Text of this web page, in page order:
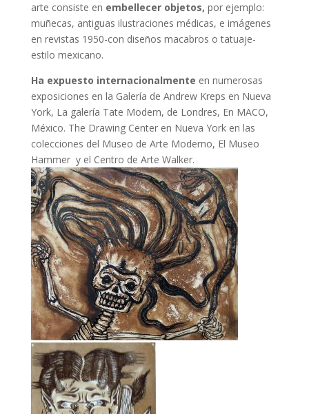
arte consiste en embellecer objetos, por ejemplo:
muñecas, antiguas ilustraciones médicas, e imágenes
en revistas 1950-con diseños macabros o tatuaje-
estilo mexicano.
Ha expuesto internacionalmente en numerosas
exposiciones en la Galería de Andrew Kreps en Nueva
York, La galería Tate Modern, de Londres, En MACO,
México. The Drawing Center en Nueva York en las
colecciones del Museo de Arte Moderno, El Museo
Hammer y el Centro de Arte Walker.